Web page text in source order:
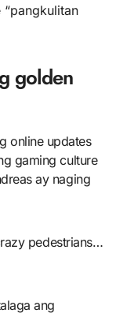
golden
online updates
gaming culture
ay naging
pedestrians…
ang